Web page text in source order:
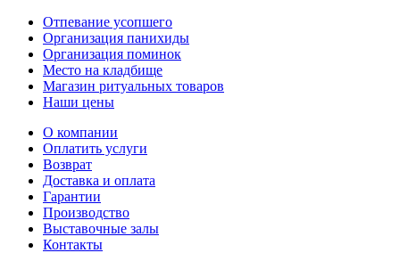
Отпевание усопшего
Организация панихиды
Организация поминок
Место на кладбище
Магазин ритуальных товаров
Наши цены
О компании
Оплатить услуги
Возврат
Доставка и оплата
Гарантии
Производство
Выставочные залы
Контакты